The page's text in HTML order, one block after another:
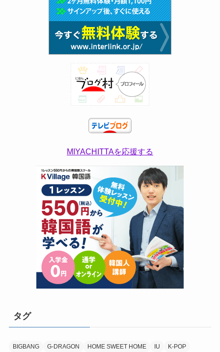
MIYACHITTAを応援する
タグ
BIGBANG G-DRAGON HOME SWEET HOME IU
K-POP